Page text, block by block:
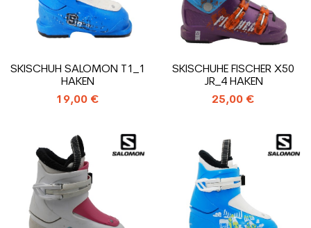
SKISCHUH SALOMON T1_1
HAKEN
19,00 €
SKISCHUHE FISCHER X50
JR_4 HAKEN
25,00 €